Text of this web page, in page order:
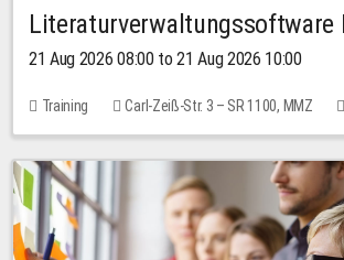
Literaturverwaltungssoftware
21 Aug 2026 08:00 to 21 Aug 2026 10:00
Training Carl-Zeiß-Str. 3 – SR 1100, MMZ
10.00 EUR